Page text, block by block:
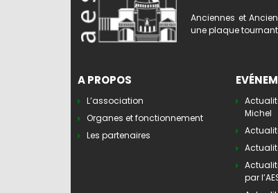
Anciennes et
une plaque
A PROPOS
L’association
Organes et fonctionnement
Les partenaires
Michel
par